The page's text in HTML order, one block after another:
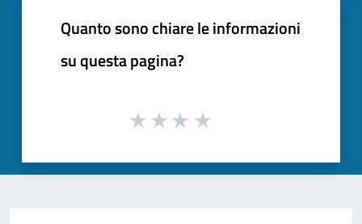
Quanto sono chiare le informazioni
su questa pagina?